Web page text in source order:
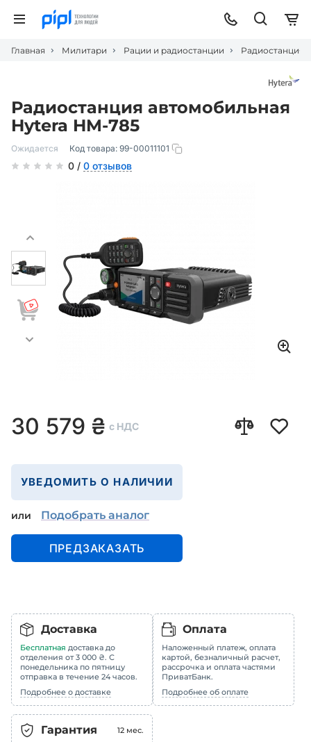
Главная Милитари Рации и радиостанции Радиостанция
Радиостанция автомобильная
Hytera HM-785
Ожидается Код товара: 99-00011101
0 / 0 отзывов
30 579 ₴ с НДС
УВЕДОМИТЬ О НАЛИЧИИ
или Подобрать аналог
ПРЕДЗАКАЗАТЬ
Доставка
Бесплатная доставка до
отделения от 3 000 ₴. С
понедельника по пятницу
отправка в течение 24 часов.
Подробнее о доставке
Оплата
Наложенный платеж, оплата
картой, безналичный расчет,
рассрочка и оплата частями
ПриватБанк.
Подробнее об оплате
Гарантия 12 мес.